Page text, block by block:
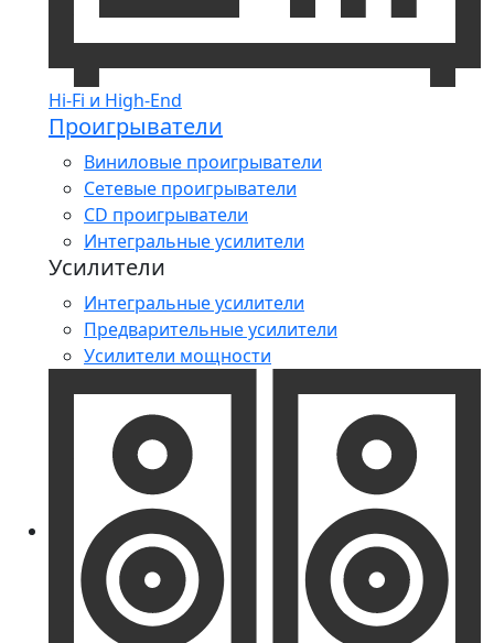
Hi-Fi и High-End
Проигрыватели
Виниловые проигрыватели
Сетевые проигрыватели
CD проигрыватели
Интегральные усилители
Усилители
Интегральные усилители
Предварительные усилители
Усилители мощности